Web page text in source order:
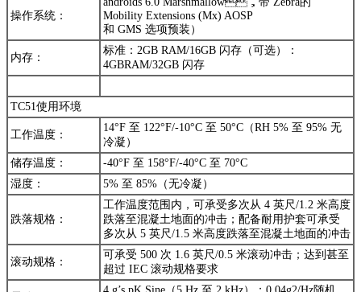
操作系统：
Mobility Extensions (Mx) AOSP
和 GMS 选项预装）
内存：
标准：2GB RAM/16GB 闪存（可选）：
4GBRAM/32GB 闪存
TC51使用环境
工作温度：
14°F 至 122°F/-10°C 至 50°C（RH 5% 至 95% 无
冷凝）
储存温度：
-40°F 至 158°F/-40°C 至 70°C
湿度：
5% 至 85%（无冷凝）
跌落规格：
工作温度范围内，可承受多次从 4 英尺/1.2 米高度
跌落至混凝土地面的冲击；配备耐用护套可承受
多次从 5 英尺/1.5 米高度跌落至混凝土地面的冲击
滚动规格：
可承受 500 次 1.6 英尺/0.5 米滚动冲击；达到甚至
超过 IEC 滚动规格要求